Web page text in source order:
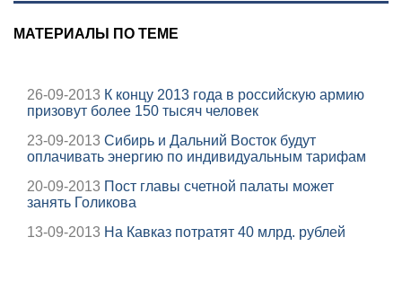
МАТЕРИАЛЫ ПО ТЕМЕ
26-09-2013 К концу 2013 года в российскую армию
призовут более 150 тысяч человек
23-09-2013 Сибирь и Дальний Восток будут
оплачивать энергию по индивидуальным тарифам
20-09-2013 Пост главы счетной палаты может
занять Голикова
13-09-2013 На Кавказ потратят 40 млрд. рублей